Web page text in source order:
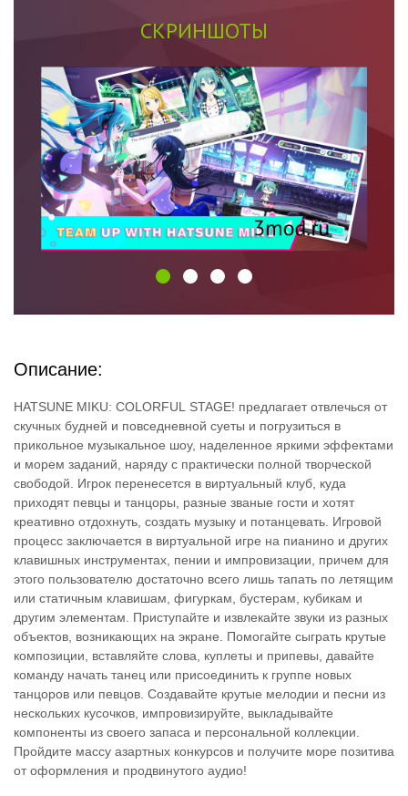
СКРИНШОТЫ
Описание:
HATSUNE MIKU: COLORFUL STAGE! предлагает отвлечься от
скучных будней и повседневной суеты и погрузиться в
прикольное музыкальное шоу, наделенное яркими эффектами
и морем заданий, наряду с практически полной творческой
свободой. Игрок перенесется в виртуальный клуб, куда
приходят певцы и танцоры, разные званые гости и хотят
креативно отдохнуть, создать музыку и потанцевать. Игровой
процесс заключается в виртуальной игре на пианино и других
клавишных инструментах, пении и импровизации, причем для
этого пользователю достаточно всего лишь тапать по летящим
или статичным клавишам, фигуркам, бустерам, кубикам и
другим элементам. Приступайте и извлекайте звуки из разных
объектов, возникающих на экране. Помогайте сыграть крутые
композиции, вставляйте слова, куплеты и припевы, давайте
команду начать танец или присоединить к группе новых
танцоров или певцов. Создавайте крутые мелодии и песни из
нескольких кусочков, импровизируйте, выкладывайте
компоненты из своего запаса и персональной коллекции.
Пройдите массу азартных конкурсов и получите море позитива
от оформления и продвинутого аудио!